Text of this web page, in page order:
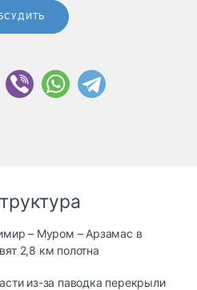
– Муром – Арзамас в
2,8 км полотна
из-за паводка перекрыли